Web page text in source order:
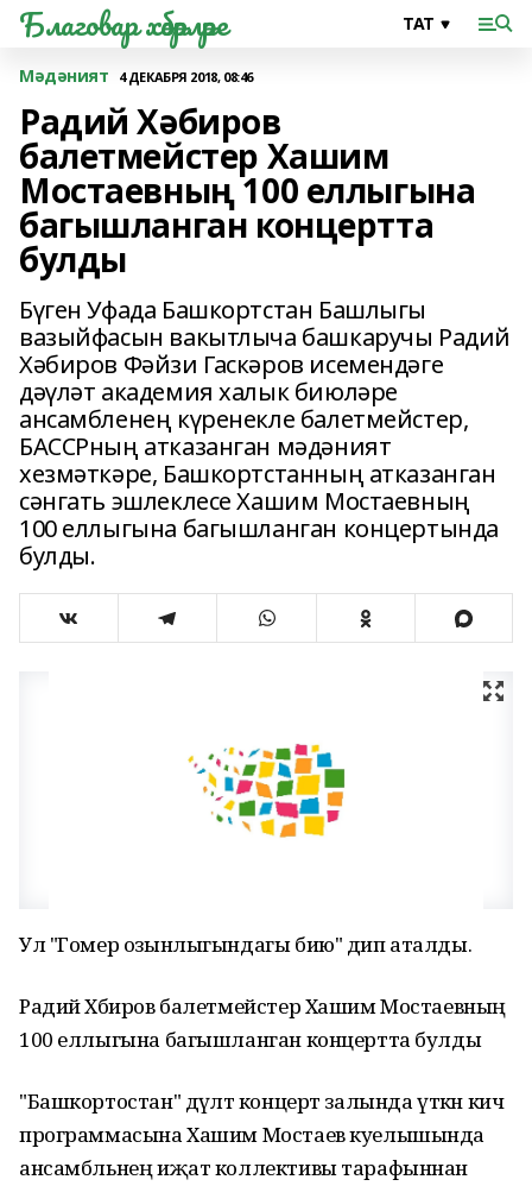
Благовар хәбәрләре
Мәдәният 4 ДЕКАБРЯ 2018, 08:46
Радий Хәбиров
балетмейстер Хашим
Мостаевның 100 еллыгына
багышланган концертта
булды
Бүген Уфада Башкортстан Башлыгы
вазыйфасын вакытлыча башкаручы Радий
Хәбиров Фәйзи Гаскәров исемендәге
дәүләт академия халык биюләре
ансамбленең күренекле балетмейстер,
БАССРның атказанган мәдәният
хезмәткәре, Башкортстанның атказанган
сәнгать эшлеклесе Хашим Мостаевның
100 еллыгына багышланган концертында
булды.
Ул "Гомер озынлыгындагы бию" дип аталды.
Радий Хәбиров балетмейстер Хашим Мостаевның
100 еллыгына багышланган концертта булды
"Башкортостан" дәүләт концерт залында үткән кичә
программасына Хашим Мостаев куелышында
ансамбльнең иҗат коллективы тарафыннан